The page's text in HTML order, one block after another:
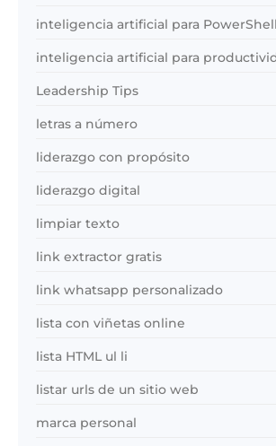
inteligencia artificial para PowerShell
inteligencia artificial para
Leadership Tips
letras a número
liderazgo con propósito
liderazgo digital
limpiar texto
link extractor gratis
link whatsapp personalizado
lista con viñetas online
lista HTML ul li
listar urls de un sitio web
marca personal